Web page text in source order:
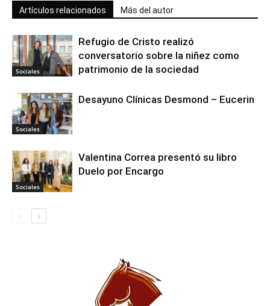
Artículos relacionados Más del autor
Sociales
Refugio de Cristo realizó
conversatorio sobre la niñez como
patrimonio de la sociedad
Sociales
Desayuno Clínicas Desmond – Eucerin
Sociales
Valentina Correa presentó su libro
Duelo por Encargo